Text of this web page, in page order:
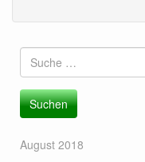
Suche
nach:
August 2018